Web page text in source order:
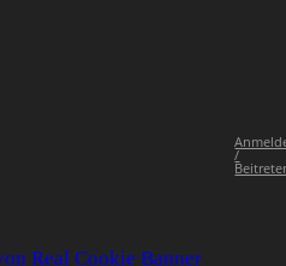
/
Real Cookie Banner